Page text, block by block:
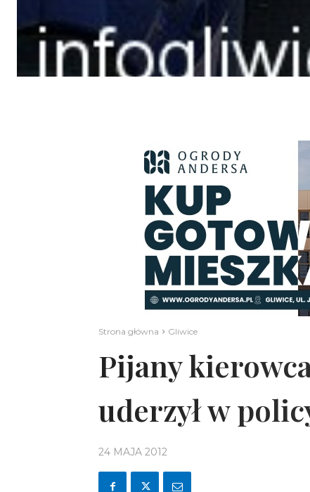
Strona główna Gliwice
Pijany
uderzył w
24 MAJA 2012